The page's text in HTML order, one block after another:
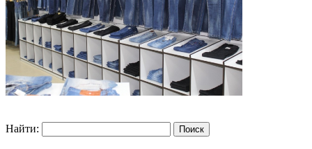
Найти: